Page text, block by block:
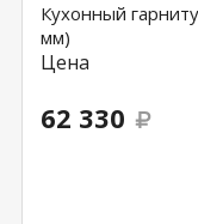
Кухонный
мм)
Цена
62 330